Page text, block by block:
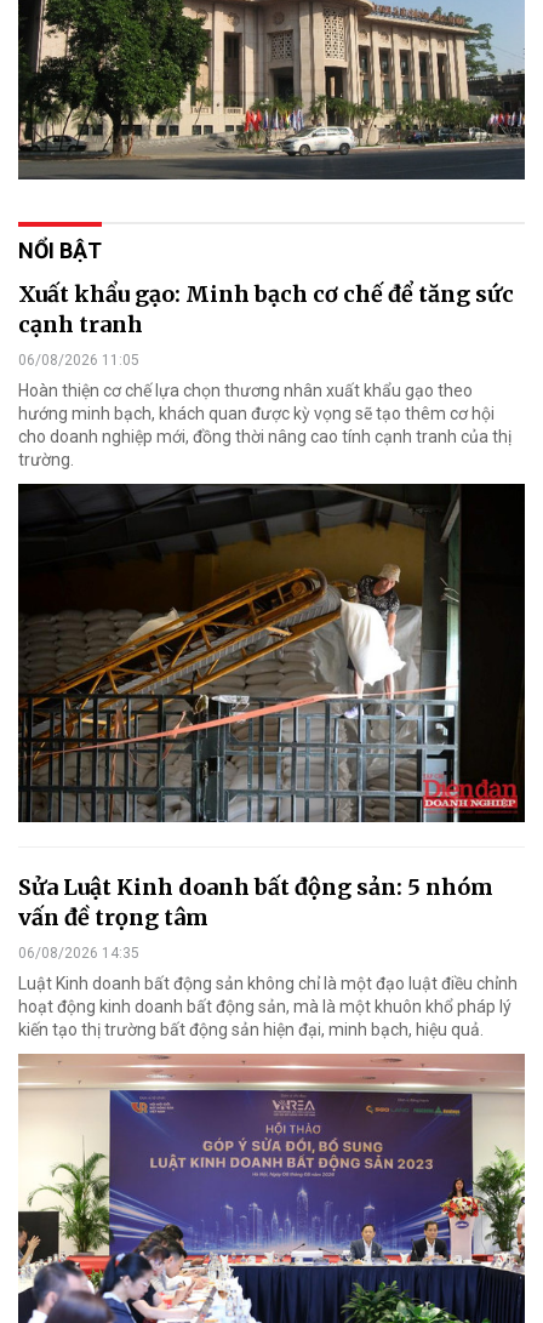
NỔI BẬT
Xuất khẩu gạo: Minh bạch cơ chế để tăng sức
cạnh tranh
06/08/2026 11:05
Hoàn thiện cơ chế lựa chọn thương nhân xuất khẩu gạo theo
hướng minh bạch, khách quan được kỳ vọng sẽ tạo thêm cơ hội
cho doanh nghiệp mới, đồng thời nâng cao tính cạnh tranh của thị
trường.
Sửa Luật Kinh doanh bất động sản: 5 nhóm
vấn đề trọng tâm
06/08/2026 14:35
Luật Kinh doanh bất động sản không chỉ là một đạo luật điều chỉnh
hoạt động kinh doanh bất động sản, mà là một khuôn khổ pháp lý
kiến tạo thị trường bất động sản hiện đại, minh bạch, hiệu quả.